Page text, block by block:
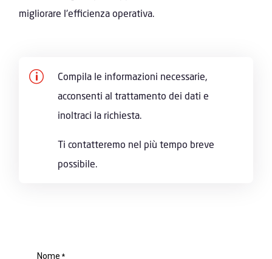
migliorare l'efficienza operativa.
p
Compila le informazioni necessarie,
acconsenti al trattamento dei dati e
inoltraci la richiesta.
Ti contatteremo nel più tempo breve
possibile.